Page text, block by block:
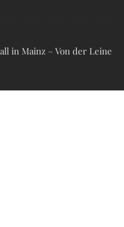
in Mainz – Von der Leine